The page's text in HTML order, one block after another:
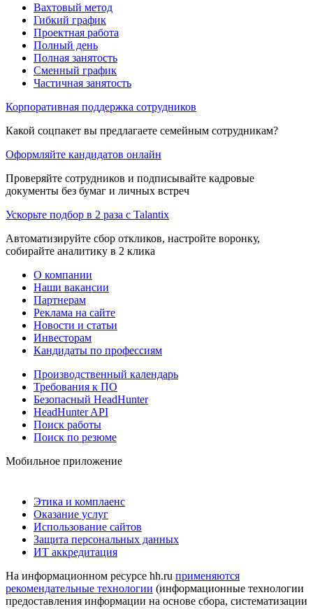
Вахтовый метод
Гибкий график
Проектная работа
Полный день
Полная занятость
Сменный график
Частичная занятость
Корпоративная поддержка сотрудников
Какой соцпакет вы предлагаете семейным сотрудникам?
Оформляйте кандидатов онлайн
Проверяйте сотрудников и подписывайте кадровые
документы без бумаг и личных встреч
Ускорьте подбор в 2 раза с Talantix
Автоматизируйте сбор откликов, настройте воронку,
собирайте аналитику в 2 клика
О компании
Наши вакансии
Партнерам
Реклама на сайте
Новости и статьи
Инвесторам
Кандидаты по профессиям
Производственный календарь
Требования к ПО
Безопасный HeadHunter
HeadHunter API
Поиск работы
Поиск по резюме
Мобильное приложение
Этика и комплаенс
Оказание услуг
Использование сайтов
Защита персональных данных
ИТ аккредитация
На информационном ресурсе hh.ru применяются
рекомендательные технологии (информационные технологии
предоставления информации на основе сбора, систематизации